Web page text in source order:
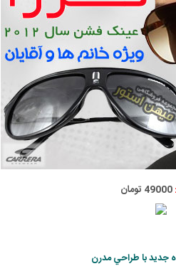
49000 تومان
جديد با طراحي مدرن